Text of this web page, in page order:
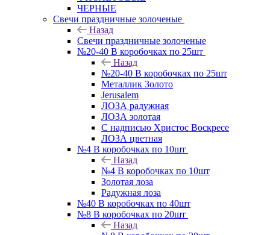
ЧЕРНЫЕ
Свечи праздничные золоченые
Назад
Свечи праздничные золоченые
№20-40 В коробочках по 25шт
Назад
№20-40 В коробочках по 25шт
Металлик Золото
Jerusalem
ЛОЗА радужная
ЛОЗА золотая
С надписью Христос Воскресе
ЛОЗА цветная
№4 В коробочках по 10шт
Назад
№4 В коробочках по 10шт
Золотая лоза
Радужная лоза
№40 В коробочках по 40шт
№8 В коробочках по 20шт
Назад